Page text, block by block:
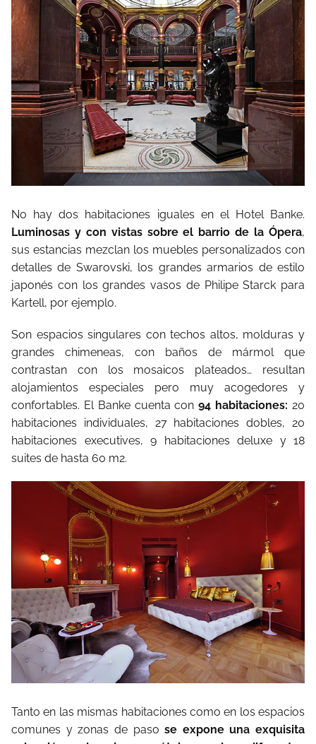
No hay dos habitaciones iguales en el Hotel Banke.
Luminosas y con vistas sobre el barrio de la Ópera,
sus estancias mezclan los muebles personalizados con
detalles de Swarovski, los grandes armarios de estilo
japonés con los grandes vasos de Philipe Starck para
Kartell, por ejemplo.
Son espacios singulares con techos altos, molduras y
grandes chimeneas, con baños de mármol que
contrastan con los mosaicos plateados… resultan
alojamientos especiales pero muy acogedores y
confortables. El Banke cuenta con 94 habitaciones: 20
habitaciones individuales, 27 habitaciones dobles, 20
habitaciones executives, 9 habitaciones deluxe y 18
suites de hasta 60 m2.
Tanto en las mismas habitaciones como en los espacios
comunes y zonas de pasose expone una exquisita